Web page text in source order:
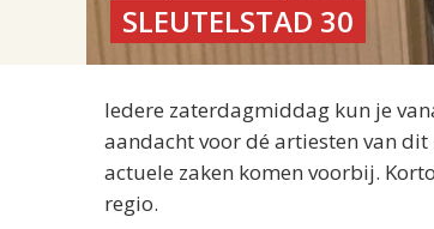
SLEUTELSTAD 30
Iedere zaterdagmiddag kun je
aandacht voor dé artiesten van
actuele zaken komen voorbij.
regio.